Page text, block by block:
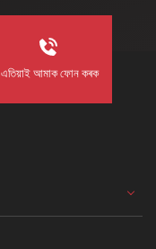
এতিয়াই আমাক ফোন কৰক